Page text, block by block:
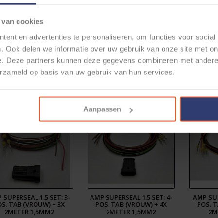
cookies
en advertenties te personaliseren, om functies voor social
Ook delen we informatie over uw gebruik van onze site met
Deze partners kunnen deze gegevens combineren met
op basis van uw gebruik van hun services.
Aanpassen
SUPERSEAL 1.5 SET:
2METER 0,75MM2
€8,83
AMP SUPERSEAL 1.5 SET: 6-
POS. TAB (VROUW) + 6X
2METER 0,75MM2
€9,99
AMP
SUPERSEAL 1.5 SET: 3-
TAB (VROUW) + 3X
2METER 1,5MM2
AMP SUPERSEAL 1.5 SET: 4-
POS. TAB (VROUW) + 4X
2METER 1,5MM2
AMP
POS.